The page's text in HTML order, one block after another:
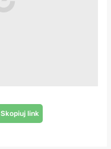
Skopiuj link